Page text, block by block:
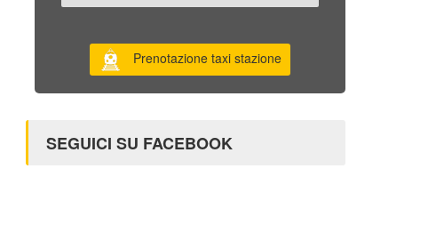
Prenotazione taxi stazione
SEGUICI SU FACEBOOK